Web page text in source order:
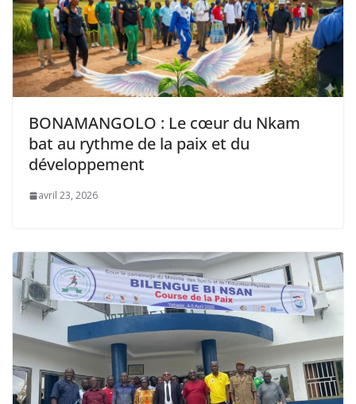
BONAMANGOLO : Le cœur du Nkam
bat au rythme de la paix et du
développement
avril 23, 2026